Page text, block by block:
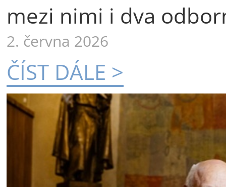
mezi nimi i dva
2. června 2026
ČÍST DÁLE >